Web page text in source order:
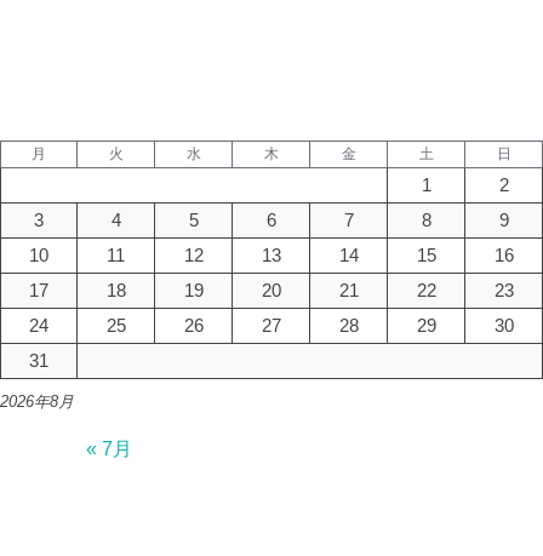
2026年8月
月 火 水 木 金 土 日
1
2
3
4 5 6 7 8
9
10
11 12 13 14 15
16
17
18 19 20 21 22
23
24
25 26 27 28 29
30
31
« 7月